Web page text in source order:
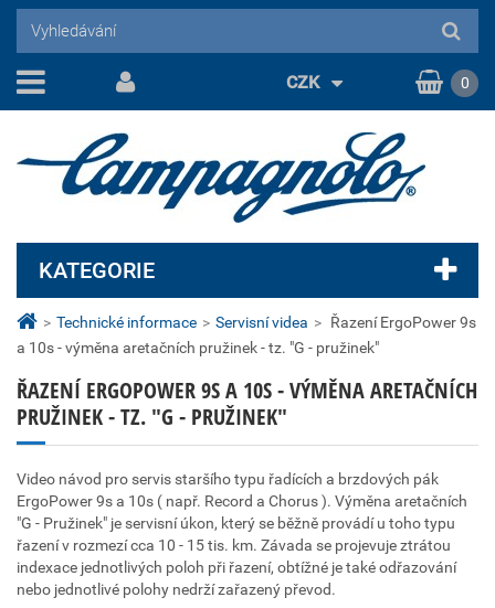
> Technické informace > Servisní videa > Řazení ErgoPower 9s
a 10s - výměna aretačních pružinek - tz. "G - pružinek"
ŘAZENÍ ERGOPOWER 9S A 10S - VÝMĚNA ARETAČNÍCH
PRUŽINEK - TZ. "G - PRUŽINEK"
Video návod pro servis staršího typu řadících a brzdových pák
ErgoPower 9s a 10s ( např. Record a Chorus ). Výměna aretačních
"G - Pružinek" je servisní úkon, který se běžně provádí u toho typu
řazení v rozmezí cca 10 - 15 tis. km. Závada se projevuje ztrátou
indexace jednotlivých poloh při řazení, obtížné je také odřazování
nebo jednotlivé polohy nedrží zařazený převod.
KATEGORIE
CZK 0